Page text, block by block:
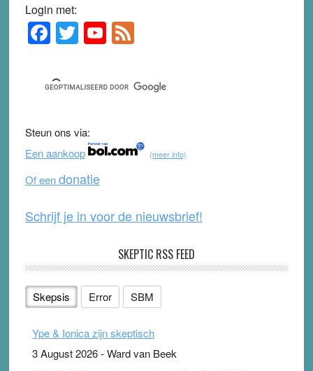
Login met:
Primary
Sidebar
F
a
c
e
b
o
o
k
T
wi
tt
er
Y
o
u
T
b
e
F
e
d
Steun ons via:
Een aankoop
(meer info)
Of eendonatie
Schrijf je in voor de nieuwsbrief!
SKEPTIC RSS FEED
Skepsis Error SBM
Ype & Ionica zijn skeptisch
3 August 2026-Ward van Beek